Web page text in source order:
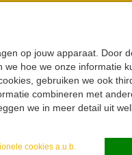
op jouw apparaat. Door
hoe we onze informatie
gebruiken we ook
combineren met
we in meer detail uit
cookies a.u.b.